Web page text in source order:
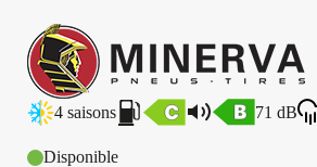
4 saisons 71 dB
Disponible